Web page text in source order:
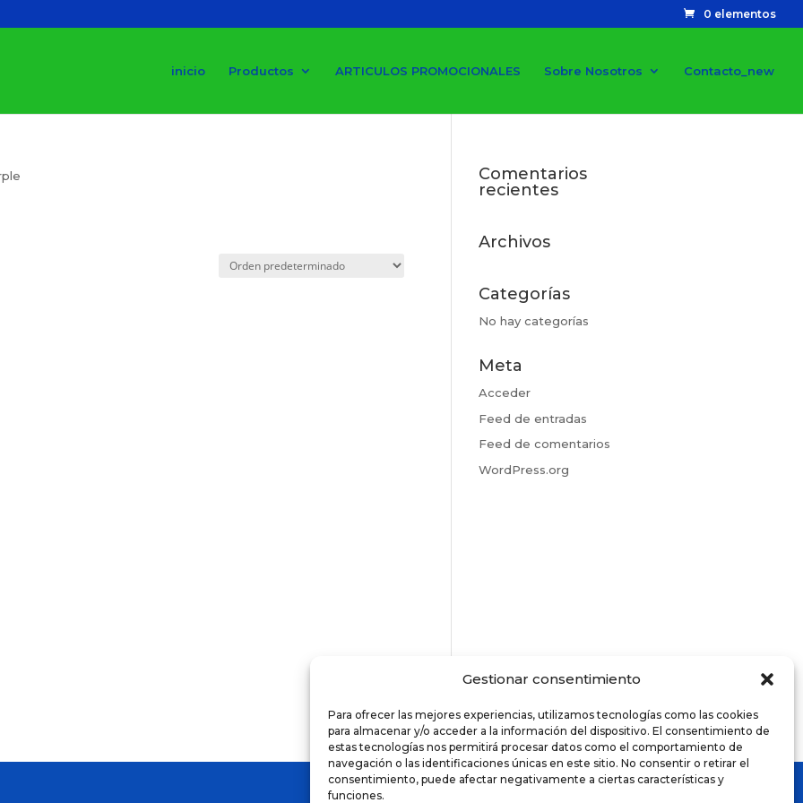
Gestionar consentimiento
Para ofrecer las mejores experiencias, utilizamos tecnologías como las cookies
para almacenar y/o acceder a la información del dispositivo. El consentimiento de
estas tecnologías nos permitirá procesar datos como el comportamiento de
navegación o las identificaciones únicas en este sitio. No consentir o retirar el
consentimiento, puede afectar negativamente a ciertas características y
funciones.
0 elementos
inicio Productos ARTICULOS PROMOCIONALES Sobre Nosotros Contacto_new
Comentarios
recientes
Archivos
Categorías
No hay categorías
Meta
Acceder
Feed de entradas
Feed de comentarios
WordPress.org